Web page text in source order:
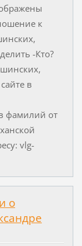
к
-Кто?
в
фамилий от
vlg-
о